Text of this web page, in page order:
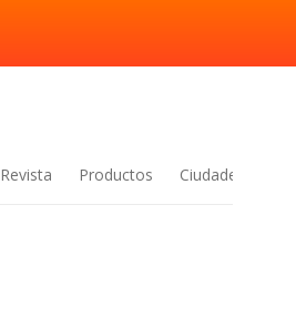
Revista Productos Ciudades